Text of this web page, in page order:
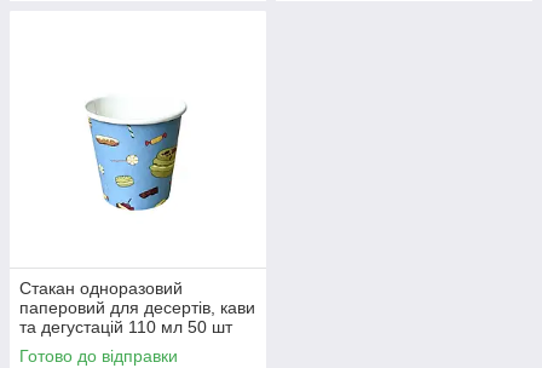
Стакан одноразовий
паперовий для десертів, кави
та дегустацій 110 мл 50 шт
Готово до відправки